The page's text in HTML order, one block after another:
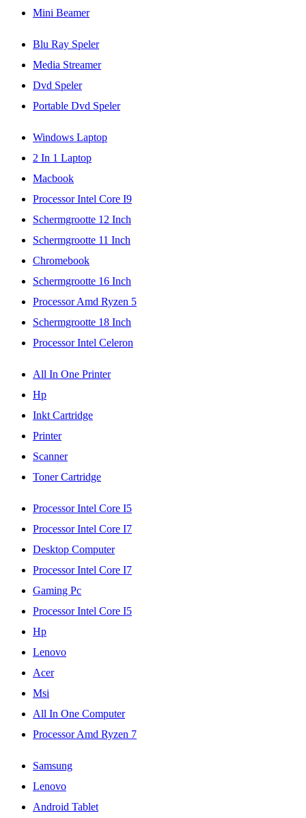
Mini Beamer
Blu Ray Speler
Media Streamer
Dvd Speler
Portable Dvd Speler
Windows Laptop
2 In 1 Laptop
Macbook
Processor Intel Core I9
Schermgrootte 12 Inch
Schermgrootte 11 Inch
Chromebook
Schermgrootte 16 Inch
Processor Amd Ryzen 5
Schermgrootte 18 Inch
Processor Intel Celeron
All In One Printer
Hp
Inkt Cartridge
Printer
Scanner
Toner Cartridge
Processor Intel Core I5
Processor Intel Core I7
Desktop Computer
Processor Intel Core I7
Gaming Pc
Processor Intel Core I5
Hp
Lenovo
Acer
Msi
All In One Computer
Processor Amd Ryzen 7
Samsung
Lenovo
Android Tablet